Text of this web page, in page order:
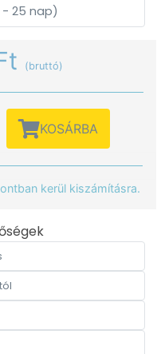
- 25 nap)
(bruttó)
KOSÁRBA
kerül kiszámításra.